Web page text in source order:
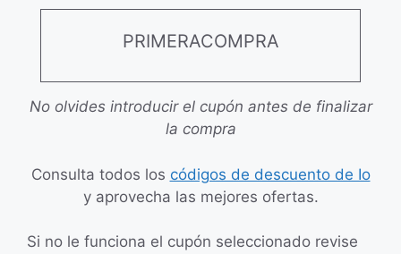
PRIMERACOMPRA
No olvides introducir el cupón antes de finalizar
la compra
Consulta todos los códigos de descuento de Io
y aprovecha las mejores ofertas.
Si no le funciona el cupón seleccionado revise